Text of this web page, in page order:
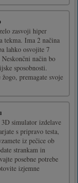
zasvoji hiper
tekma. Ima 2 načina
lahko osvojite 7
način bo
sposobnosti.
premagate svoje
simulator izdelave
s pripravo testa,
iz pečice ob
strankam in
posebne potrebe
izjemne